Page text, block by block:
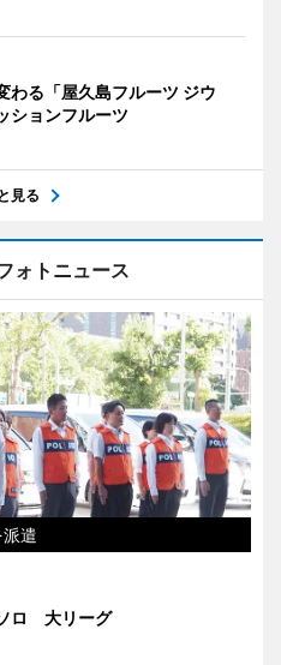
わる「屋久島フルーツ ジウ
ションフルーツ
見る
ォトニュース
遣
ロ 大リーグ